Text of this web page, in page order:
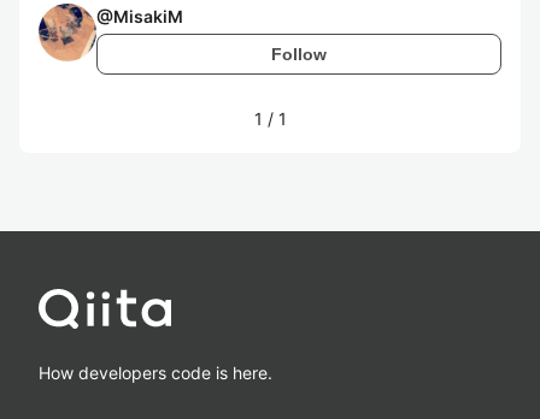
@MisakiM
Follow
1 / 1
How developers code is here.